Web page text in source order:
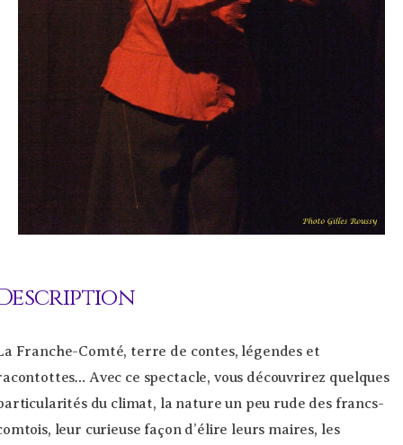
Franche-Comté, terre de contes, légendes et
Avec ce spectacle, vous découvrirez quelques
du climat, la nature un peu rude des francs-
leur curieuse façon d’élire leurs maires, les